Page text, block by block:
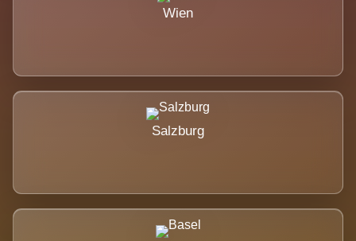
Wien
Salzburg